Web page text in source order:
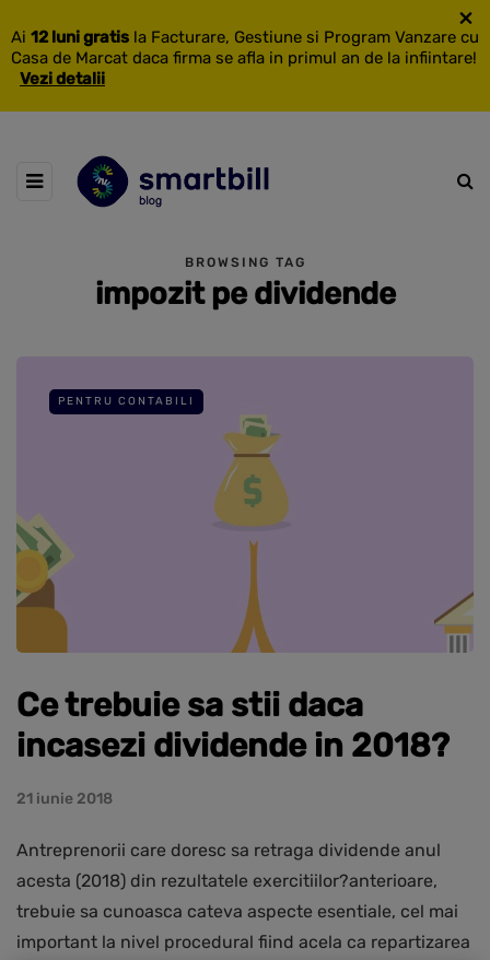
Ai 12 luni gratis la Facturare, Gestiune si Program Vanzare cu
Casa de Marcat daca firma se afla in primul an de la infiintare!
Vezi detalii
×
BROWSING TAG
impozit pe dividende
PENTRU CONTABILI
Ce trebuie sa stii daca
incasezi dividende in 2018?
21 iunie 2018
Antreprenorii care doresc sa retraga dividende anul
acesta (2018) din rezultatele exercitiilor?anterioare,
trebuie sa cunoasca cateva aspecte esentiale, cel mai
important la nivel procedural fiind acela ca repartizarea